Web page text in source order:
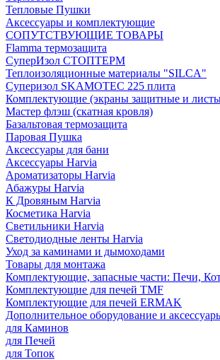
Тепловые Пушки
Аксессуары и комплектующие
СОПУТСТВУЮЩИЕ ТОВАРЫ
Flamma термозащита
СуперИзол СТОПТЕРМ
Теплоизоляционные материалы "SILCA"
Суперизол SKAMOTEC 225 плита
Комплектующие (экраны защитные и
Мастер флэш (скатная кровля)
Базальтовая термозащита
Паровая Пушка
Аксессуары для бани
Аксессуары Harvia
Ароматизаторы Harvia
Абажуры Harvia
К Дровяным Harvia
Косметика Harvia
Светильники Harvia
Светодиодные ленты Harvia
Уход за каминами и дымоходами
Товары для монтажа
Комплектующие, запасные части: Печи,
Комплектующие для печей TMF
Комплектующие для печей ERMAK
Дополнительное оборудование и
для Каминов
для Печей
для Топок